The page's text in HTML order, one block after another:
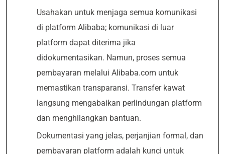
Usahakan untuk menjaga semua komunikasi
di platform Alibaba; komunikasi di luar
platform dapat diterima jika
didokumentasikan. Namun, proses semua
pembayaran melalui Alibaba.com untuk
memastikan transparansi. Transfer kawat
langsung mengabaikan perlindungan platform
dan menghilangkan bantuan.
Dokumentasi yang jelas, perjanjian formal, dan
pembayaran platform adalah kunci untuk